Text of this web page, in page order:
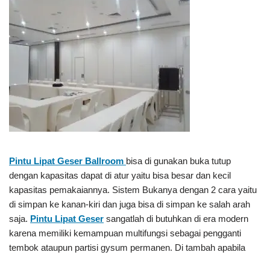
Pintu Lipat Geser Ballroom bisa di gunakan buka tutup
dengan kapasitas dapat di atur yaitu bisa besar dan kecil
kapasitas pemakaiannya. Sistem Bukanya dengan 2 cara yaitu
di simpan ke kanan-kiri dan juga bisa di simpan ke salah arah
saja. Pintu Lipat Geser sangatlah di butuhkan di era modern
karena memiliki kemampuan multifungsi sebagai pengganti
tembok ataupun partisi gysum permanen. Di tambah apabila